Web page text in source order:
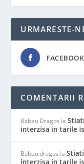
URMARESTE-
FACEBOOK
COMENTARII
Babeu Dragos la
interzisa in tarile
Babeu dragos la
interzisa in tarile